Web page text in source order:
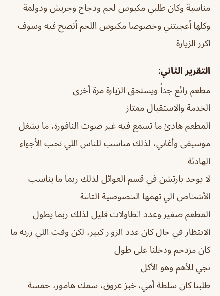
مناسبة وكان طلبي مكبوس لحم ودجاج وجريش ودولمة
وكلها أعجبتني وخصوصا مكبوس اللحم أنصح فيه وسوف
اكرر الزيارة
التقرير الثاني:
مطعم رائع جداً ويستحق الزيارة مرة أخرى
الخدمة والاستقبال ممتاز
المطعم هادئ ما تسمع فيه غير صوت النافورة، ما يشغل
موسيقى وأغاني، لذلك مناسب للناس اللي تحب الأجواء
الهادئة
لا يوجد بارتشن في قسم العوائل لذلك ربما ما يناسب
الأشخاص الي تهمها الخصوصية التامة
المطعم صغير وعدد الطاولات قليل لذلك ربما يطول
الانتظار في حال كان عدد الزوار كبير، لكن وقت اللي زرته ما
كان مزدحم ودخلنا على طول
نجي للأهم وهو الأكل
طلبنا كان سلطة أمي، خبز عروق، سمك هامور، حمسة